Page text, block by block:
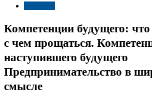
Компетенции будущего: что
с чем прощаться.
наступившего будущего
Предпринимательство в
смысле